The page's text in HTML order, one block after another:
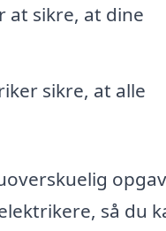
at sikre, at dine
sikre, at alle
så du